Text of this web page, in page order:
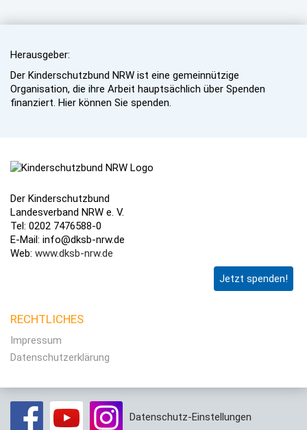
Herausgeber:
Der Kinderschutzbund NRW ist eine gemeinnützige
Organisation, die ihre Arbeit hauptsächlich über Spenden
finanziert. Hier können Sie spenden.
Jetzt spenden!
Der Kinderschutzbund
Landesverband NRW e. V.
Tel: 0202 7476588-0
E-Mail: info@dksb-nrw.de
Web: www.dksb-nrw.de
RECHTLICHES
Impressum
Datenschutzerklärung
Datenschutz-Einstellungen